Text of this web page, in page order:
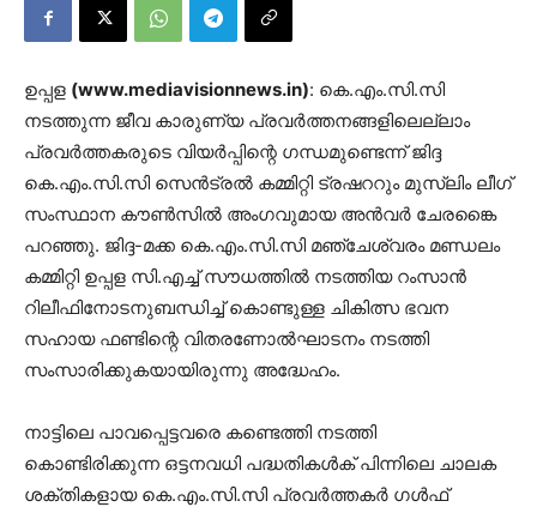
ഉപ്പള (www.mediavisionnews.in): കെ.എം.സി.സി
നടത്തുന്ന ജീവ കാരുണ്യ പ്രവർത്തനങ്ങളിലെല്ലാം
പ്രവർത്തകരുടെ വിയർപ്പിന്റെ ഗന്ധമുണ്ടെന്ന് ജിദ്ദ
കെ.എം.സി.സി സെൻട്രൽ കമ്മിറ്റി ട്രഷററും മുസ്ലിം ലീഗ്
സംസ്ഥാന കൗൺസിൽ അംഗവുമായ അൻവർ ചേരങ്കൈ
പറഞ്ഞു. ജിദ്ദ-മക്ക കെ.എം.സി.സി മഞ്ചേശ്വരം മണ്ഡലം
കമ്മിറ്റി ഉപ്പള സി.എച്ച് സൗധത്തിൽ നടത്തിയ റംസാൻ
റിലീഫിനോടനുബന്ധിച്ച് കൊണ്ടുള്ള ചികിത്സ ഭവന
സഹായ ഫണ്ടിന്റെ വിതരണോൽഘാടനം നടത്തി
സംസാരിക്കുകയായിരുന്നു അദ്ധേഹം.
നാട്ടിലെ പാവപ്പെട്ടവരെ കണ്ടെത്തി നടത്തി
കൊണ്ടിരിക്കുന്ന ഒട്ടനവധി പദ്ധതികൾക് പിന്നിലെ ചാലക
ശക്തികളായ കെ.എം.സി.സി പ്രവർത്തകർ ഗൾഫ്